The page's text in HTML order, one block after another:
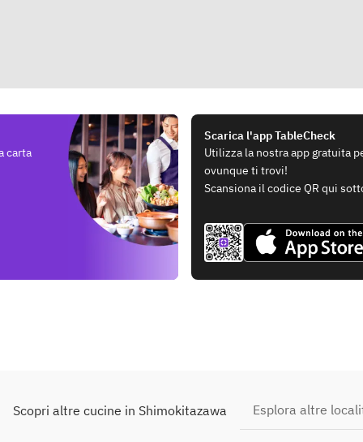
carta
Scarica l'app TableCheck
Utilizza la nostra app gratuita
ovunque ti trovi!
Scansiona il codice QR qui
Scopri altre cucine in Shimokitazawa Esplora altre